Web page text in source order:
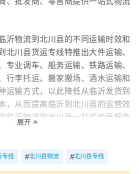
沂物流到北川县的不同运输时效和
北川县货运专线特推出大件运输、
专业调车、船务运输、铁路运输、
行李托运、搬家搬场、酒水运输和
运输方式，以此降低从临沂发货到
，从而提高临沂到北川县的运营效
临沂物流到北川县一站式优质服务
务理念，积极研发和引进具有高科
备来提升临沂到北川县物流专线服
展开
专线 #北川县物流 #北川县专线